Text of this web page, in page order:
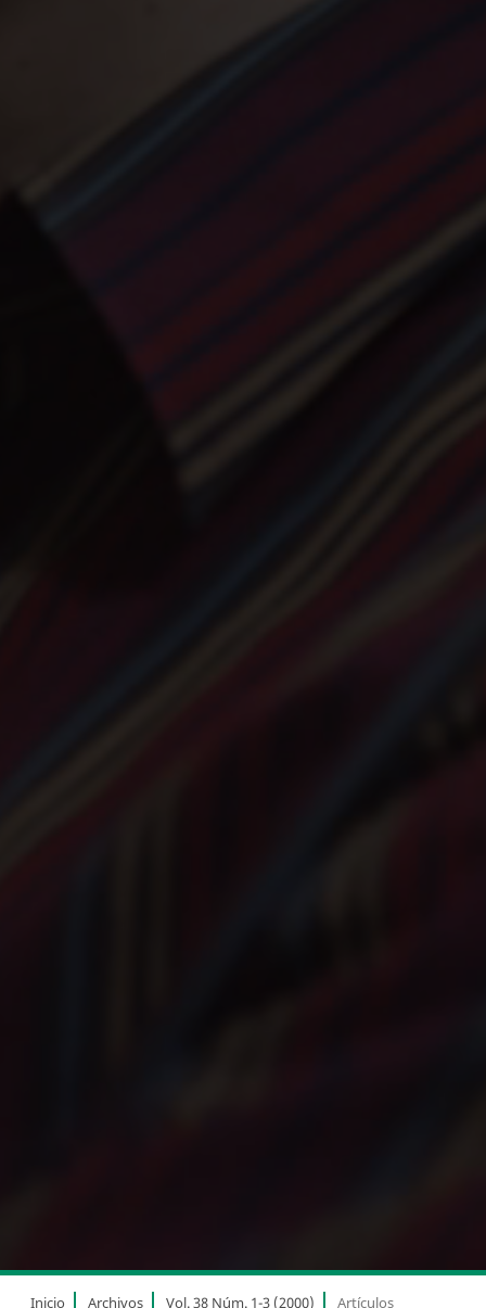
Inicio Archivos Vol. 38 Núm. 1-3 (2000) Artículos